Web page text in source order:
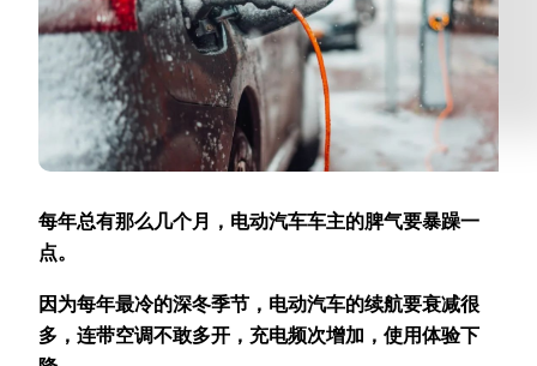
每年总有那么几个月，电动汽车车主的脾气要暴躁一
点。
因为每年最冷的深冬季节，电动汽车的续航要衰减很
多，连带空调不敢多开，充电频次增加，使用体验下